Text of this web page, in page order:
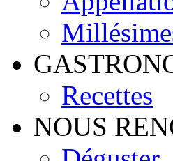
Recettes
NOUS